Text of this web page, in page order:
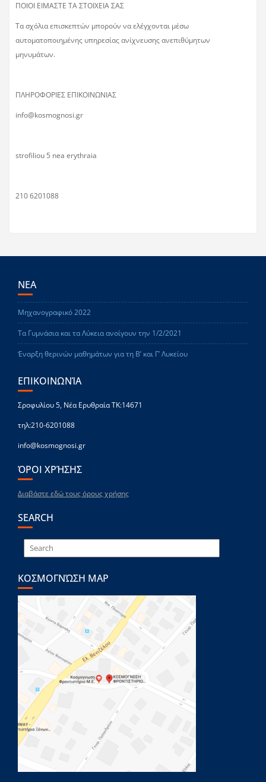
ΠΟΙΟΙ ΕΙΜΑΣΤΕ ΤΑ ΣΤΟΙΧΕΙΑ ΣΑΣ
Τα σχόλια επισκεπτών μπορούν να ελέγχονται μέσω
αυτοματοποιημένης υπηρεσίας ανίχνευσης ανεπιθύμητων
μηνυμάτων.
ΠΛΗΡΟΦΟΡΙΕΣ ΕΠΙΚΟΙΝΩΝΙΑΣ
info@kosmognosi.gr
strofiliou 5 nea erythraia
210 6201088
ΝΕΑ
Μηχανογραφικό 2022
Τα Γυμνάσια και τα Λύκεια ανοίγουν την 1/2/2021
Έναρξη θερινών μαθημάτων για τη Β’ και Γ’ Λυκείου
ΕΠΙΚΟΙΝΩΝΊΑ
Σροφυλίου 5, Νέα Ερυθραία ΤΚ:14671
τηλ:210-6201088
info@kosmognosi.gr
ΌΡΟΙ ΧΡΉΣΗΣ
Διαβάστε εδώ τους όρους χρήσης
SEARCH
ΚΟΣΜΟΓΝΏΣΗ MAP